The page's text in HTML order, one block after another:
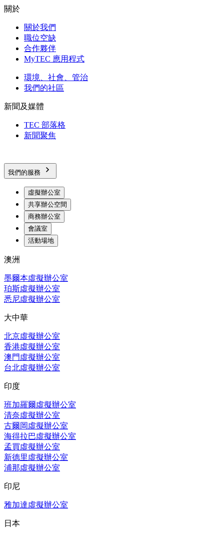
關於
關於我們
職位空缺
合作夥伴
MyTEC 應用程式
環境、社會、管治
我們的社區
新聞及媒體
TEC 部落格
新聞聚焦
我們的服務
虛擬辦公室
共享辦公空間
商務辦公室
會議室
活動場地
澳洲
墨爾本虛擬辦公室
珀斯虛擬辦公室
悉尼虛擬辦公室
大中華
北京虛擬辦公室
香港虛擬辦公室
澳門虛擬辦公室
台北虛擬辦公室
印度
班加羅爾虛擬辦公室
清奈虛擬辦公室
古爾岡虛擬辦公室
海得拉巴虛擬辦公室
孟買虛擬辦公室
新德里虛擬辦公室
浦那虛擬辦公室
印尼
雅加達虛擬辦公室
日本